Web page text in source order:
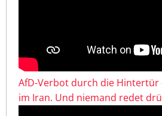
AfD-Verbot durch die Hintertür
im Iran. Und niemand redet